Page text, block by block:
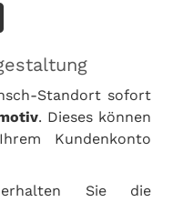
Standort sofort
. Dieses können
Kundenkonto
Sie die